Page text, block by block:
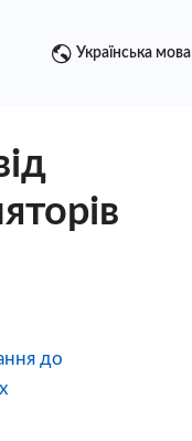
контакт
Українська мова
до